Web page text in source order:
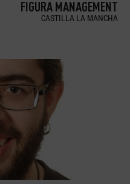
FIGURA MANAGEMENT
CASTILLA LA MANCHA